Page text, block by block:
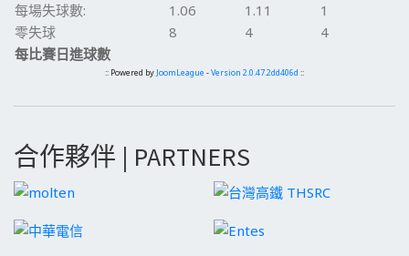
每場失球數:
1.06 1.11
1
零失球
8 4
4
每比賽日進球數
:: Powered by JoomLeague -Version 2.0.47.2dd406d ::
合作夥伴 | PARTNERS